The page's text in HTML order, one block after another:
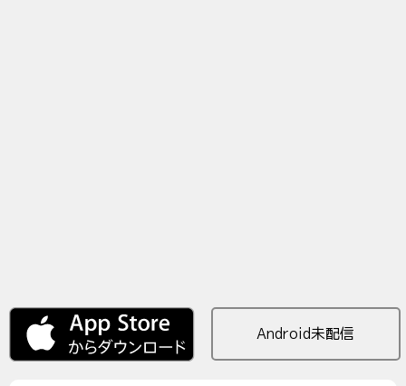
Android未配信